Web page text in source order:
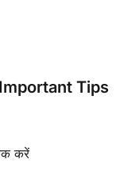
Tips
करें